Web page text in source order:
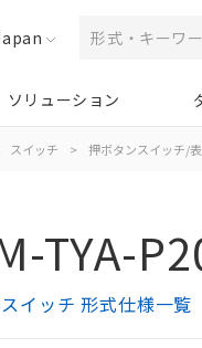
ソリューション
スイッチ > 押ボタンスイッチ/
TYA-
イッチ 形式仕様一覧